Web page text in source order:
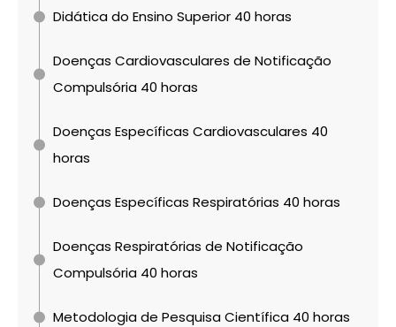
Didática do Ensino Superior 40 horas
Doenças Cardiovasculares de Notificação
Compulsória 40 horas
Doenças Específicas Cardiovasculares 40
horas
Doenças Específicas Respiratórias 40 horas
Doenças Respiratórias de Notificação
Compulsória 40 horas
Metodologia de Pesquisa Científica 40 horas